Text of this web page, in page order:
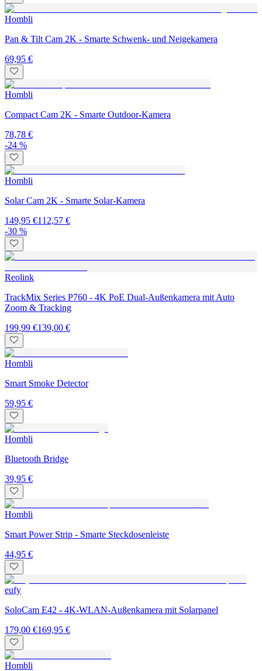
Hombli
Pan & Tilt Cam 2K - Smarte Schwenk- und Neigekamera
69,95 €
Hombli
Compact Cam 2K - Smarte Outdoor-Kamera
78,78 €
-24 %
Hombli
Solar Cam 2K - Smarte Solar-Kamera
149,95 €112,57 €
-30 %
Reolink
TrackMix Series P760 - 4K PoE Dual-Außenkamera mit Auto
Zoom & Tracking
199,99 €139,00 €
Hombli
Smart Smoke Detector
59,95 €
Hombli
Bluetooth Bridge
39,95 €
Hombli
Smart Power Strip - Smarte Steckdosenleiste
44,95 €
eufy
SoloCam E42 - 4K-WLAN-Außenkamera mit Solarpanel
179,00 €169,95 €
Hombli